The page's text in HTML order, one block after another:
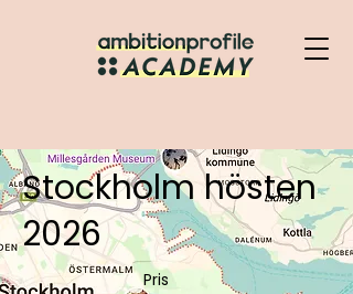
Stockholm hösten
2026
Pris